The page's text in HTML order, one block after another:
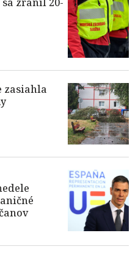
zasiahla